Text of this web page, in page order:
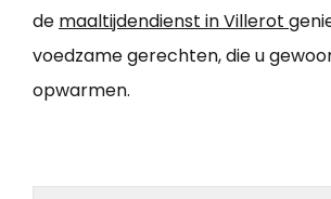
de maaltijdendienst in Villerot
voedzame gerechten, die u
opwarmen.